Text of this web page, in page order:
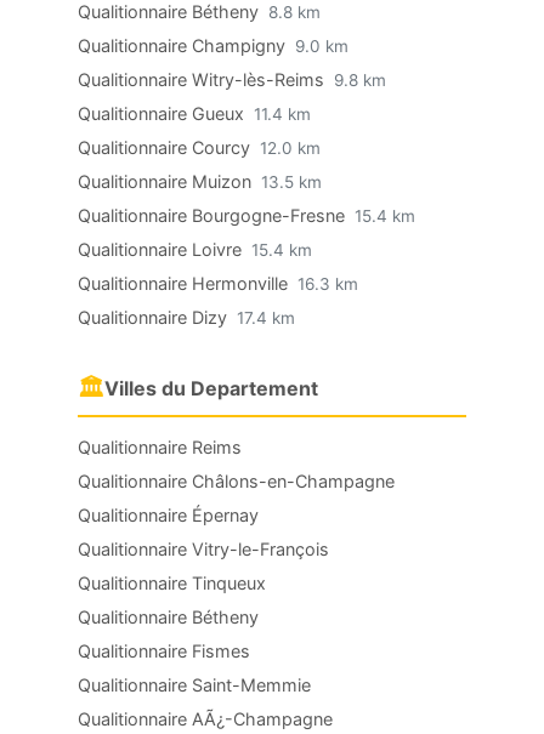
Qualitionnaire Bétheny 8.8 km
Qualitionnaire Champigny 9.0 km
Qualitionnaire Witry-lès-Reims 9.8 km
Qualitionnaire Gueux 11.4 km
Qualitionnaire Courcy 12.0 km
Qualitionnaire Muizon 13.5 km
Qualitionnaire Bourgogne-Fresne 15.4 km
Qualitionnaire Loivre 15.4 km
Qualitionnaire Hermonville 16.3 km
Qualitionnaire Dizy 17.4 km
🏛Villes du Departement
Qualitionnaire Reims
Qualitionnaire Châlons-en-Champagne
Qualitionnaire Épernay
Qualitionnaire Vitry-le-François
Qualitionnaire Tinqueux
Qualitionnaire Bétheny
Qualitionnaire Fismes
Qualitionnaire Saint-Memmie
Qualitionnaire AÃ¿-Champagne